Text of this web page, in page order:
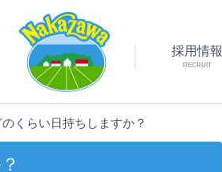
採用情報
RECRUIT
くらい日持ちしますか？